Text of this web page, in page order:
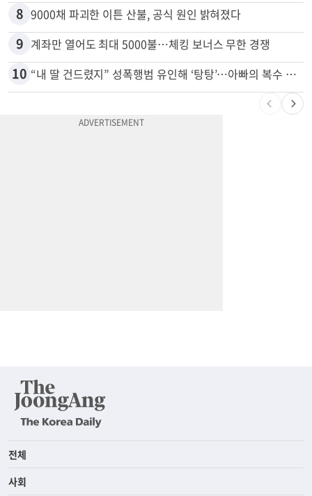
8 9000채 파괴한 이튼 산불, 공식 원인 밝혀졌다
9 계좌만 열어도 최대 5000불…체킹 보너스 무한 경쟁
10 “내 딸 건드렸지” 성폭행범 유인해 ‘탕탕’…아빠의 복수 결말
전체
사회